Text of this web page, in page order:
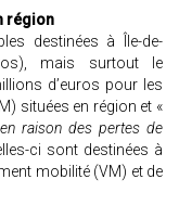
région
destinées à Île-de-
mais surtout le
d’euros pour les
situées en région et «
raison des pertes de
ci sont destinées à
mobilité (VM) et de